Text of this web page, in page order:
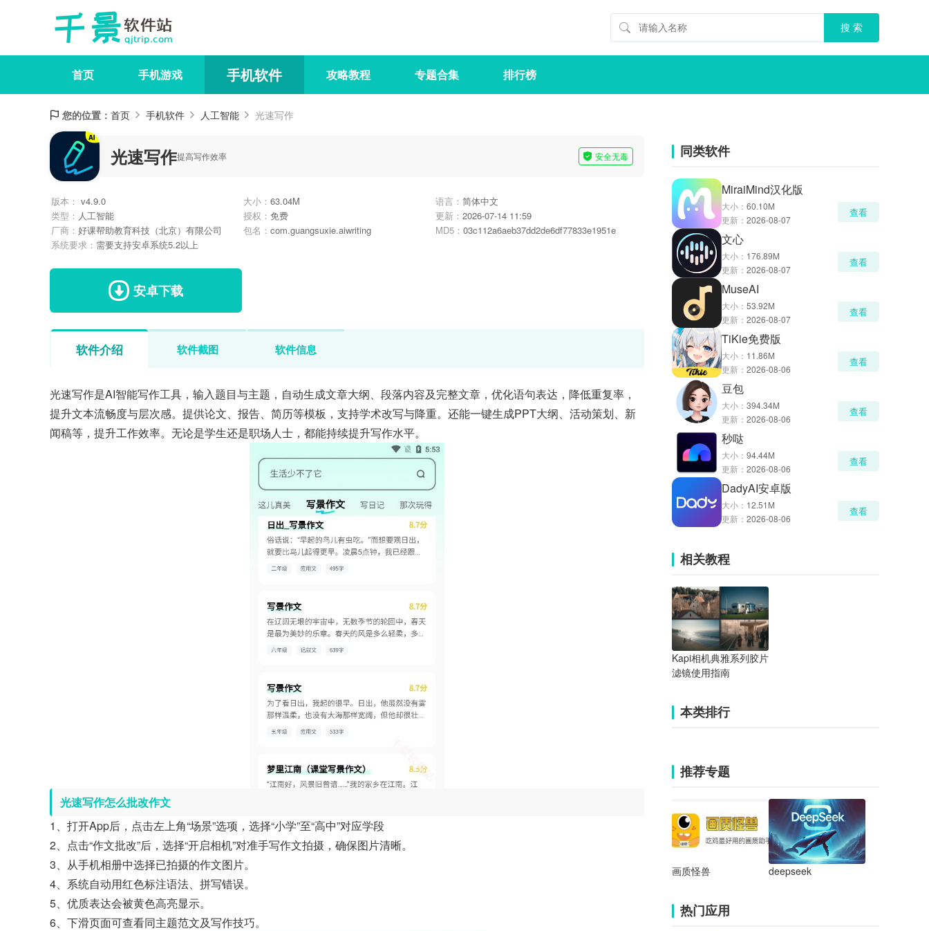
首页 手机游戏 手机软件 攻略教程 专题合集 排行榜
您的位置： 首页 手机软件 人工智能 光速写作
光速写作提高写作效率 安全无毒
版本： v4.9.0 大小： 63.04M 语言： 简体中文
类型： 人工智能 授权： 免费 更新： 2026-07-14 11:59
厂商： 好课帮助教育科技（北京）有限公司 包名： com.guangsuxie.aiwriting MD5： 03c112a6aeb37dd2de6df77833e1951e
系统要求： 需要支持安卓系统5.2以上
安卓下载
软件介绍 软件截图 软件信息
光速写作是AI智能写作工具，输入题目与主题，自动生成文章大纲、段落内容及完整文章，优化语句表达，降低重复率，
提升文本流畅度与层次感。提供论文、报告、简历等模板，支持学术改写与降重。还能一键生成PPT大纲、活动策划、新
闻稿等，提升工作效率。无论是学生还是职场人士，都能持续提升写作水平。
光速写作怎么批改作文
1、打开App后，点击左上角“场景”选项，选择“小学”至“高中”对应学段
2、点击“作文批改”后，选择“开启相机”对准手写作文拍摄，确保图片清晰。
3、从手机相册中选择已拍摄的作文图片。
4、系统自动用红色标注语法、拼写错误。
5、优质表达会被黄色高亮显示。
6、下滑页面可查看同主题范文及写作技巧。
同类软件
MiraiMind汉化版
大小： 60.10M
更新： 2026-08-07
查看
文心
大小： 176.89M
更新： 2026-08-07
查看
MuseAI
大小： 53.92M
更新： 2026-08-07
查看
TiKie免费版
大小： 11.86M
更新： 2026-08-06
查看
豆包
大小： 394.34M
更新： 2026-08-06
查看
秒哒
大小： 94.44M
更新： 2026-08-06
查看
DadyAI安卓版
大小： 12.51M
更新： 2026-08-06
查看
相关教程
Kapi相机典雅系列胶片
滤镜使用指南
本类排行
推荐专题
画质怪兽 deepseek
热门应用